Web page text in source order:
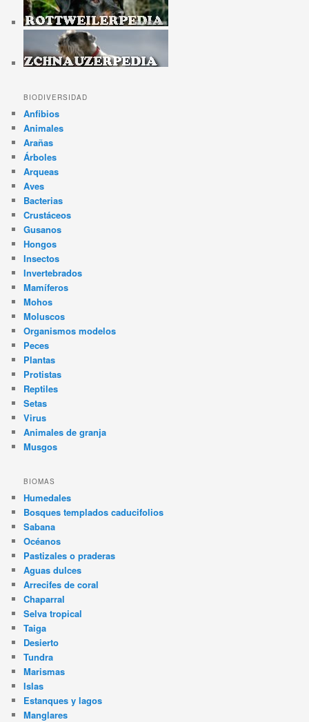
BIODIVERSIDAD
Anfibios
Animales
Arañas
Árboles
Arqueas
Aves
Bacterias
Crustáceos
Gusanos
Hongos
Insectos
Invertebrados
Mamíferos
Mohos
Moluscos
Organismos modelos
Peces
Plantas
Protistas
Reptiles
Setas
Virus
Animales de granja
Musgos
BIOMAS
Humedales
Bosques templados caducifolios
Sabana
Océanos
Pastizales o praderas
Aguas dulces
Arrecifes de coral
Chaparral
Selva tropical
Taiga
Desierto
Tundra
Marismas
Islas
Estanques y lagos
Manglares